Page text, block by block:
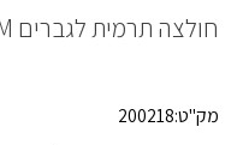
חולצה תרמית לגברים
מק"ט:200218